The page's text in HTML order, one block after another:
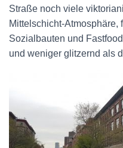
Straße noch viele
Mittelschicht-
Sozialbauten und
und weniger glitzernd als